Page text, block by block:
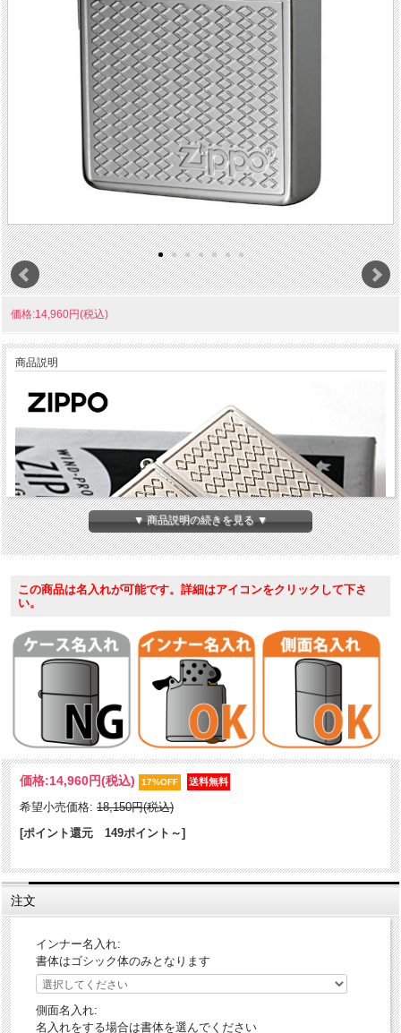
価格:14,960円(税込)
商品説明
車のフロントグリルによく使われる模様『GrillMesh グリルメッシュ』
柄のZippoです。1941レプリカと1935レプリカケースをベースZippoに
使用し、アンティーク感やレトロ感を演出！派手さは無いがシンプル
で落着いた面持ちのデザイン、老若男女問わず持てるZippo。
加工表面処理：両面加工｜ニッケルサテン
▼ 商品説明の続きを見る ▼
この商品は名入れが可能です。詳細はアイコンをクリックして下さ
い。
価格:14,960円(税込) 17%OFF
希望小売価格: 18,150円(税込)
[ポイント還元 149ポイント～]
注文
インナー名入れ:
書体はゴシック体のみとなります
側面名入れ:
名入れをする場合は書体を選んでください